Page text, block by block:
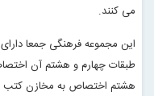
می‌ کنند.
این مجموعه فرهنگی جمعا
طبقات چهارم و هشتم آن
هشتم اختصاص به مخازن